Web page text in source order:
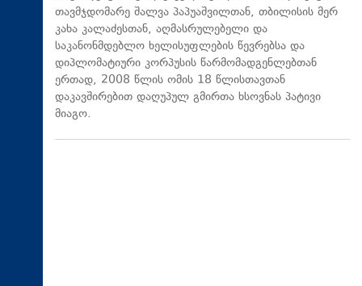
თავმჯდომარე შალვა პაპუაშვილთან, თბილისის მერ
კახა კალაძესთან, აღმასრულებელი და
საკანონმდებლო ხელისუფლების წევრებსა და
დიპლომატიური კორპუსის წარმომადგენლებთან
ერთად, 2008 წლის ომის 18 წლისთავთან
დაკავშირებით დაღუპულ გმირთა ხსოვნას პატივი
მიაგო.